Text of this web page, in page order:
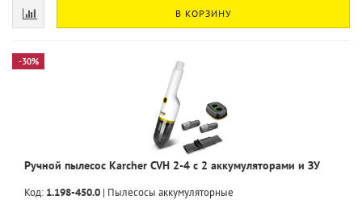
В КОРЗИНУ
-30%
Ручной пылесос Karcher CVH 2-4 с 2 аккумуляторами и ЗУ
Код: 1.198-450.0 | Пылесосы аккумуляторные